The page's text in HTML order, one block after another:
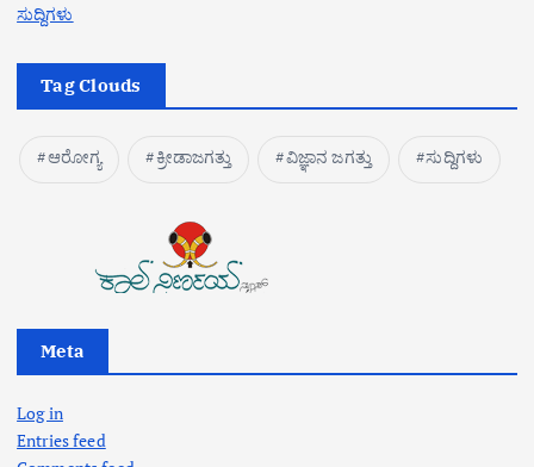
ಸುದ್ದಿಗಳು
Tag Clouds
ಆರೋಗ್ಯ ಕ್ರೀಡಾಜಗತ್ತು ವಿಜ್ಞಾನ ಜಗತ್ತು ಸುದ್ದಿಗಳು
Meta
Log in
Entries feed